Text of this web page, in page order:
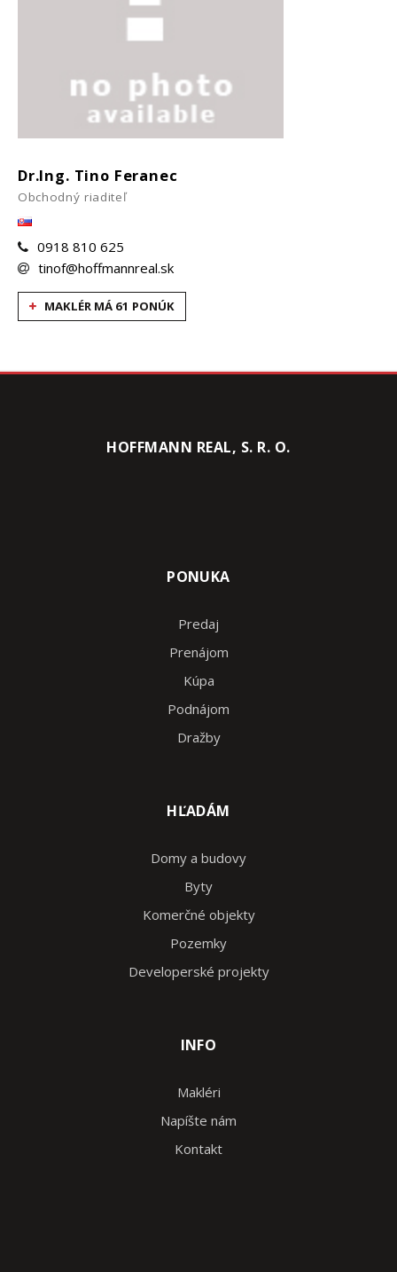
Dr.Ing. Tino Feranec
Obchodný riaditeľ
0918 810 625
tinof@hoffmannreal.sk
MAKLÉR MÁ 61 PONÚK
HOFFMANN REAL, S. R. O.
PONUKA
Predaj
Prenájom
Kúpa
Podnájom
Dražby
HĽADÁM
Domy a budovy
Byty
Komerčné objekty
Pozemky
Developerské projekty
INFO
Makléri
Napíšte nám
Kontakt